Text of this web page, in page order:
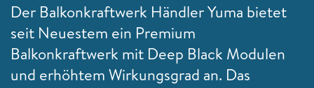
Der Balkonkraftwerk Händler Yuma bietet
seit Neuestem ein Premium
Balkonkraftwerk mit Deep Black Modulen
und erhöhtem Wirkungsgrad an. Das